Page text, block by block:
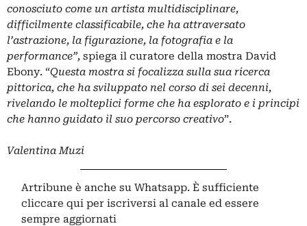
conosciuto come un artista multidisciplinare,
difficilmente classificabile, che ha attraversato
l’astrazione, la figurazione, la fotografia e la
performance”, spiega il curatore della mostra David
Ebony. “Questa mostra si focalizza sulla sua ricerca
pittorica, che ha sviluppato nel corso di sei decenni,
rivelando le molteplici forme che ha esplorato e i principi
che hanno guidato il suo percorso creativo”.
Valentina Muzi
Artribune è anche su Whatsapp. È sufficiente
cliccare qui per iscriversi al canale ed essere
sempre aggiornati